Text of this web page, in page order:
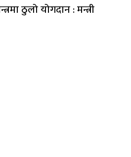
ठुलो योगदान : मन्त्री